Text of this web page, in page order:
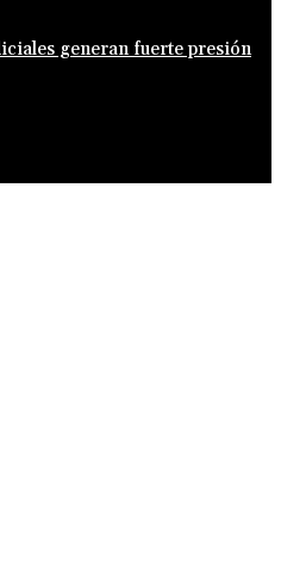
generan fuerte presión